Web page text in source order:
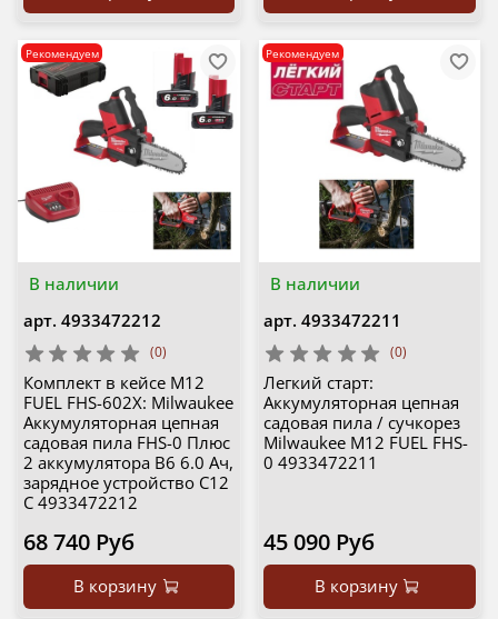
В наличии
Рекомендуем
арт. 4933472212
(0)
Комплект в кейсе M12
FUEL FHS-602X: Milwaukee
Аккумуляторная цепная
садовая пила FHS-0 Плюс
2 аккумулятора B6 6.0 Ач,
зарядное устройство C12
C 4933472212
68 740 Руб
В корзину
В наличии
Рекомендуем
арт. 4933472211
(0)
Легкий старт:
Аккумуляторная цепная
садовая пила / сучкорез
Milwaukee M12 FUEL FHS-
0 4933472211
45 090 Руб
В корзину